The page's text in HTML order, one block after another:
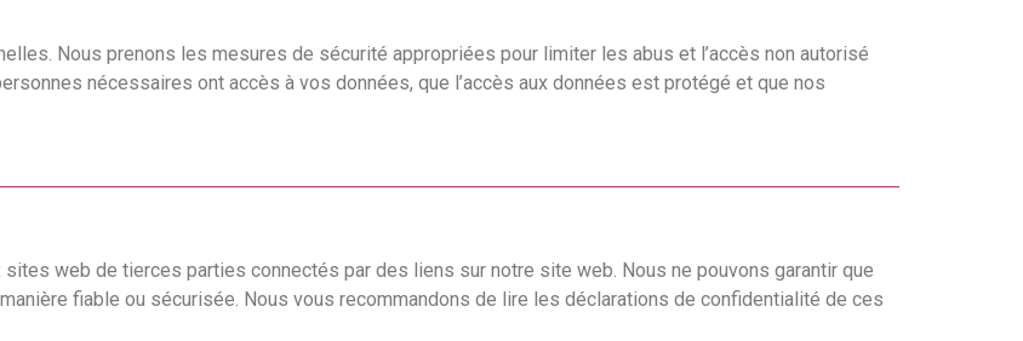
Nous prenons les mesures de sécurité appropriées pour limiter les abus et l’accès non autorisé
nécessaires ont accès à vos données, que l’accès aux données est protégé et que nos
web de tierces parties connectés par des liens sur notre site web. Nous ne pouvons garantir que
fiable ou sécurisée. Nous vous recommandons de lire les déclarations de confidentialité de ces